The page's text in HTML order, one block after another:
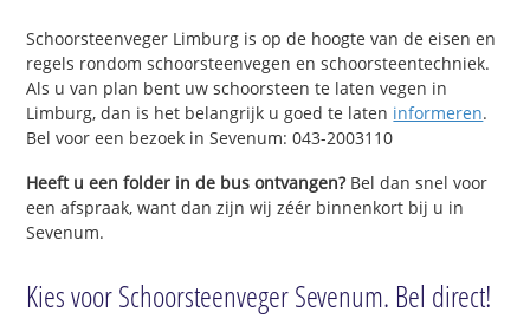
Schoorsteenveger Limburg is op de hoogte van de eisen en
regels rondom schoorsteenvegen en schoorsteentechniek.
Als u van plan bent uw schoorsteen te laten vegen in
Limburg, dan is het belangrijk u goed te laten informeren.
Bel voor een bezoek in Sevenum: 043-2003110
Heeft u een folder in de bus ontvangen?Bel dan snel voor
een afspraak, want dan zijn wij zéér binnenkort bij u in
Sevenum.
Kies voor Schoorsteenveger Sevenum. Bel direct!